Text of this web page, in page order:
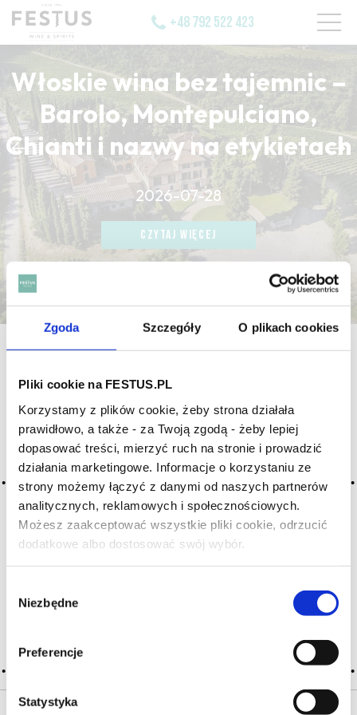
Zgoda Szczegóły O plikach cookies
Pliki cookie na FESTUS.PL
Korzystamy z plików cookie, żeby strona działała
prawidłowo, a także - za Twoją zgodą - żeby lepiej
dopasować treści, mierzyć ruch na stronie i prowadzić
działania marketingowe. Informacje o korzystaniu ze
strony możemy łączyć z danymi od naszych partnerów
analitycznych, reklamowych i społecznościowych.
Możesz zaakceptować wszystkie pliki cookie, odrzucić
dodatkowe albo dostosować swój wybór.
zgody
Niezbędne
Preferencje
Statystyka
Czy masz ukończone 18 lat?
+48 792 522 423
Włoskie wina bez tajemnic –
Barolo, Montepulciano,
Chianti i nazwy na etykietach
2026-07-28
CZYTAJ WIĘCEJ
CZYTAJ WIĘCEJ
CZYTAJ WIĘCEJ
strona główna / xéres creme
Archiwum wpisów tagu: xéres
creme
cream sherry
2016-05-10
popularny, marketowy, słodki styl sherry; jest najbardziej
ulubionym sherry poza Hiszpanią, szczególnie w Wielkiej
klasyczne cream otrzymuje … Więcej cream sherry →